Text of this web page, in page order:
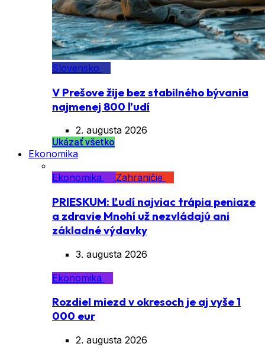
Slovensko
V Prešove žije bez stabilného bývania
najmenej 800 ľudí
2. augusta 2026
Ukázať všetko
Ekonomika
Ekonomika
Zahraničie
PRIESKUM: Ľudí najviac trápia peniaze
a zdravie Mnohí už nezvládajú ani
základné výdavky
3. augusta 2026
Ekonomika
Rozdiel miezd v okresoch je aj vyše 1
000 eur
2. augusta 2026